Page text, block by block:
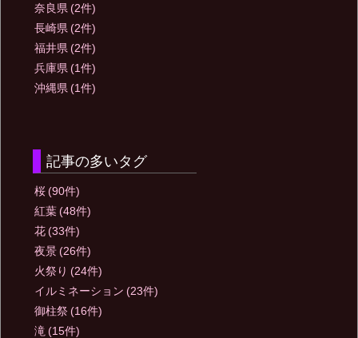
奈良県 (2件)
長崎県 (2件)
福井県 (2件)
兵庫県 (1件)
沖縄県 (1件)
記事の多いタグ
桜 (90件)
紅葉 (48件)
花 (33件)
夜景 (26件)
火祭り (24件)
イルミネーション (23件)
御柱祭 (16件)
滝 (15件)